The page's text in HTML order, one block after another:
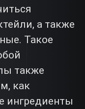
а также
Такое
также
как
ингредиенты